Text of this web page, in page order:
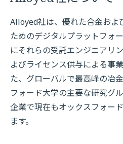
Alloyed社は、優れた合金およ
ためのデジタルプラットフォ
にそれらの受託エンジニアリ
よびライセンス供与による事
た、グローバルで最高峰の冶
フォード大学の主要な研究グ
企業で現在もオックスフォー
ます。